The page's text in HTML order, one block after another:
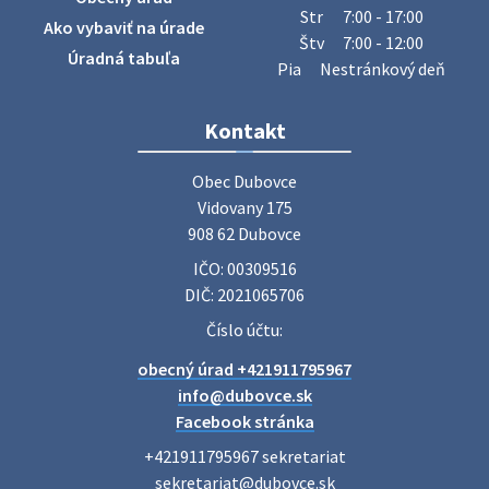
úradu budú od 8.00 hod. prechádzať obcou a zbierať
železný odpad …
27. júla 2026 06:31
Zájazd do Veľkého Medera
Základná organizácia Únie žien Slovenska Dubovce
srdečne pozýva svoje členky, ich rodinných príslušníkov aj
priateľov na jednodňový zájazd na termálne kúpalisko
Poradne komplexnej pomoci
diskrétne komplexné odborné poradenstvo. Tím
odborníkov Vám pomôžte nájsť riešenie v piatich kľúčových
oblastiach: právo rodina a v…
Ako vybaviť na úrade
Úradná tabuľa
Str
7:00 - 17:00
Štv
7:00 - 12:00
Pia
Nestránkový deň
Kontakt
Obec Dubovce
Vidovany 175
908 62 Dubovce
IČO: 00309516
DIČ: 2021065706
Číslo účtu:
obecný úrad +421911795967
info@dubovce.sk
Facebook stránka
+421911795967 sekretariat
sekretariat@dubovce.sk